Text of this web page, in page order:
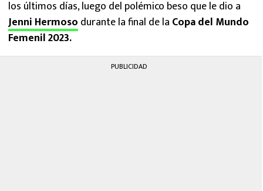
los últimos días, luego del polémico beso que le dio a
Jenni Hermoso durante la final de la Copa del Mundo
Femenil 2023.
PUBLICIDAD